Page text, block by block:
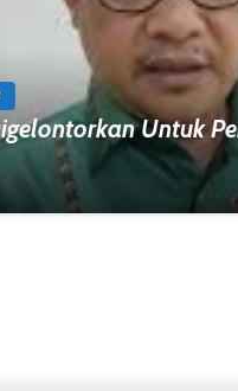
Untuk